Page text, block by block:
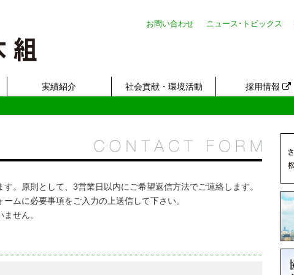
お問い合わせ ニュース･トピックス
実績紹介 社会貢献・環境活動 採用情報
。原則として、3営業日以内にご希望返信方法でご連絡します。
ムに必要事項をご入力の上送信して下さい。
せん。